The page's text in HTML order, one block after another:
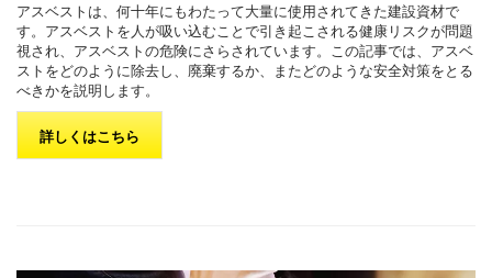
アスベストは、何十年にもわたって大量に使用されてきた建設資材で
す。アスベストを人が吸い込むことで引き起こされる健康リスクが問題
視され、アスベストの危険にさらされています。この記事では、アスベ
ストをどのように除去し、廃棄するか、またどのような安全対策をとる
べきかを説明します。
詳しくはこちら